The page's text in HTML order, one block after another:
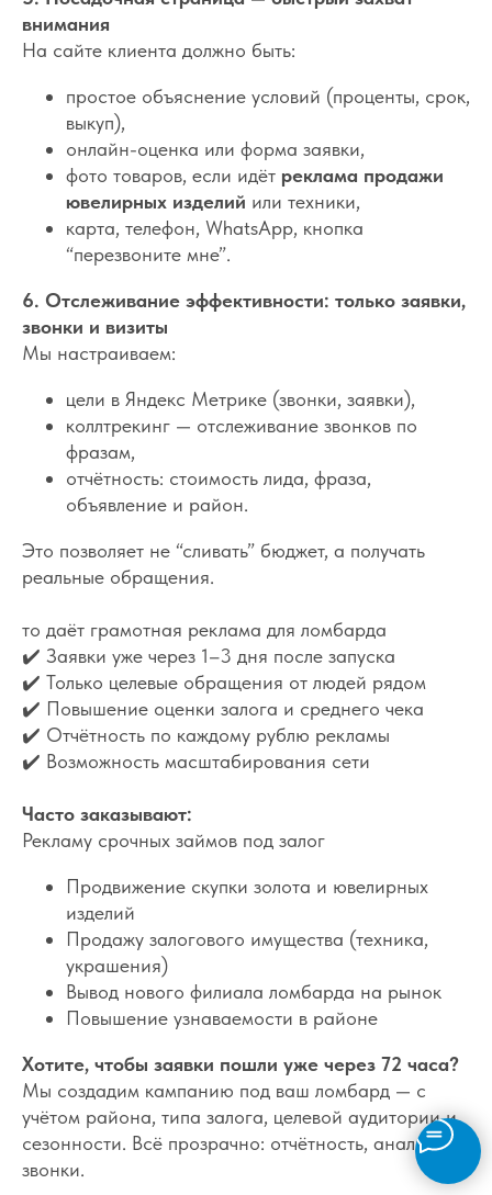
внимания
На сайте клиента должно быть:
простое объяснение условий (проценты, срок,
выкуп),
онлайн-оценка или форма заявки,
фото товаров, если идёт реклама продажи
ювелирных изделий или техники,
карта, телефон, WhatsApp, кнопка
“перезвоните мне”.
6. Отслеживание эффективности: только заявки,
звонки и визиты
Мы настраиваем:
цели в Яндекс Метрике (звонки, заявки),
коллтрекинг — отслеживание звонков по
фразам,
отчётность: стоимость лида, фраза,
объявление и район.
Это позволяет не “сливать” бюджет, а получать
реальные обращения.
то даёт грамотная реклама для ломбарда
✔️ Заявки уже через 1–3 дня после запуска
✔️ Только целевые обращения от людей рядом
✔️ Повышение оценки залога и среднего чека
✔️ Отчётность по каждому рублю рекламы
✔️ Возможность масштабирования сети
Часто заказывают:
Рекламу срочных займов под залог
Продвижение скупки золота и ювелирных
изделий
Продажу залогового имущества (техника,
украшения)
Вывод нового филиала ломбарда на рынок
Повышение узнаваемости в районе
Хотите, чтобы заявки пошли уже через 72 часа?
Мы создадим кампанию под ваш ломбард — с
учётом района, типа залога, целевой аудитории и
сезонности. Всё прозрачно: отчётность, аналитика,
звонки.